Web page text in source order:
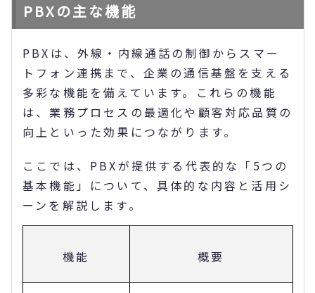
PBXの主な機能
PBXは、外線・内線通話の制御からスマー
トフォン連携まで、企業の通信基盤を支える
多彩な機能を備えています。これらの機能
は、業務プロセスの最適化や顧客対応品質の
向上といった効果につながります。
ここでは、PBXが提供する代表的な「5つの
基本機能」について、具体的な内容と活用シ
ーンを解説します。
機能 概要